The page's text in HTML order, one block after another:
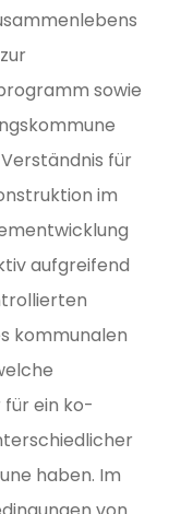
sowie
für
im
aufgreifend
kommunalen
ein ko-
haben. Im